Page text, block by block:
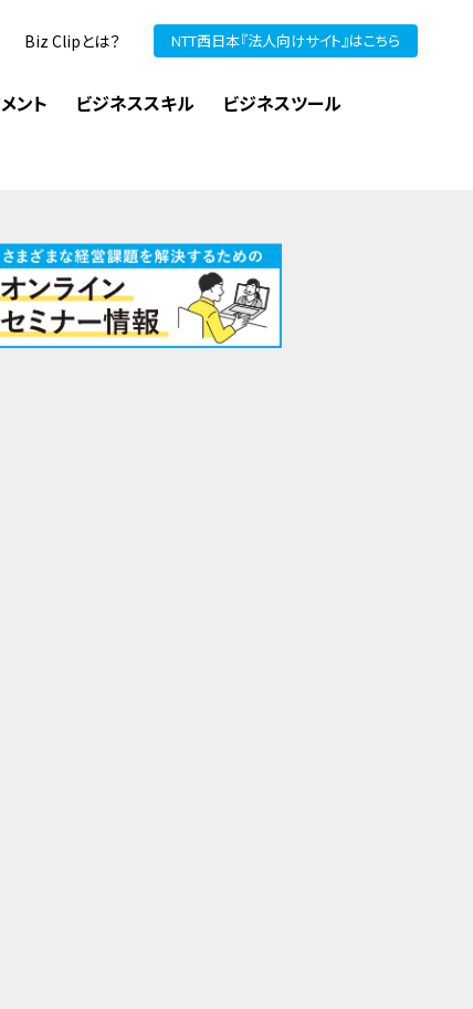
Biz Clipとは？ NTT西日本『法人向けサイト』はこちら
ント ビジネススキル ビジネスツール